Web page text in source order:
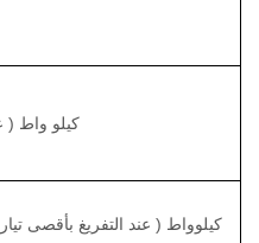
6 كيلو واط (
60 كيلوواط ( عند التفريغ بأقصى تيار